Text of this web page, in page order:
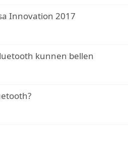
Innovation 2017
kunnen bellen